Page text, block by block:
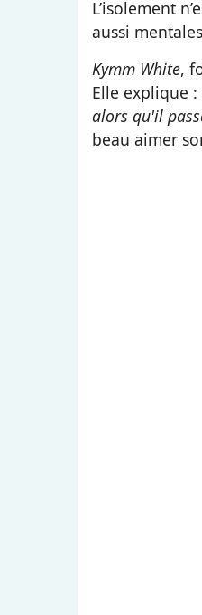
L’isolement
aussi
Kymm White,
Elle explique
alors qu'il
beau aimer